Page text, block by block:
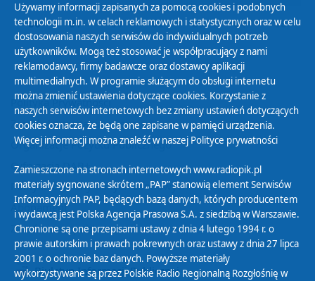
30 31 01 02 03 04 05
Polityka Prywatności
Zasady korzystania z Serwisu
Organizacje Pożytku Publicznego
Cyfryzacja DAB+
Polityka ochrony danych osobowych
Abonament
Zamówienia publiczne
Biuletyn Informacji Publicznej
Używamy informacji zapisanych za pomocą cookies i podobnych
technologii m.in. w celach reklamowych i statystycznych oraz w celu
dostosowania naszych serwisów do indywidualnych potrzeb
użytkowników. Mogą też stosować je współpracujący z nami
reklamodawcy, firmy badawcze oraz dostawcy aplikacji
multimedialnych. W programie służącym do obsługi internetu
można zmienić ustawienia dotyczące cookies. Korzystanie z
naszych serwisów internetowych bez zmiany ustawień dotyczących
cookies oznacza, że będą one zapisane w pamięci urządzenia.
Więcej informacji można znaleźć w naszej Polityce prywatności
Zamieszczone na stronach internetowych www.radiopik.pl
materiały sygnowane skrótem „PAP” stanowią element Serwisów
Informacyjnych PAP, będących bazą danych, których producentem
i wydawcą jest Polska Agencja Prasowa S.A. z siedzibą w Warszawie.
Chronione są one przepisami ustawy z dnia 4 lutego 1994 r. o
prawie autorskim i prawach pokrewnych oraz ustawy z dnia 27 lipca
2001 r. o ochronie baz danych. Powyższe materiały
wykorzystywane są przez Polskie Radio Regionalną Rozgłośnię w